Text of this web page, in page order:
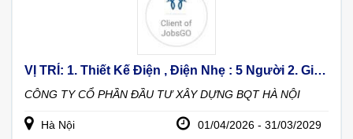
VỊ TRÍ: 1. Thiết Kế Điện , Điện Nhẹ : 5 Người 2. Giám Đốc Quản Lý Dự Án: 5 Người 3. Thiết Kế Kết Cấu: 5 Người 4. Cán Bộ Giám Sát (TVGS): 5 Người 5. Kỹ Thuật Thi Công : 5 Người
CÔNG TY CỔ PHẦN ĐẦU TƯ XÂY DỰNG BQT HÀ NỘI
Hà Nội 01/04/2026 - 31/03/2029